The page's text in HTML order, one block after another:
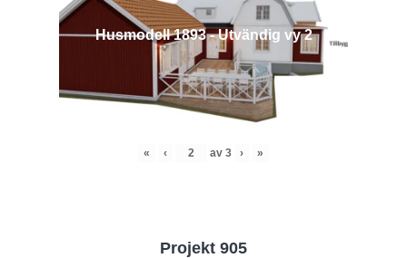
Husmodell 1893 - Utvändig vy 2
« ‹ av 3 › »
Projekt 905